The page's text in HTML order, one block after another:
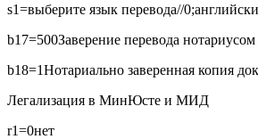
s1=выберите язык перевода//
b17=500Заверение перевода нотариусом
b18=1Нотариально заверенная копия
Легализация в МинЮсте и МИД
r1=0нет